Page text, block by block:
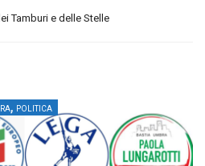
Tamburi e delle Stelle
, POLITICA